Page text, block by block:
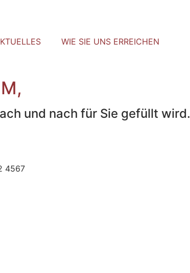
WIE SIE UNS ERREICHEN
und nach für Sie gefüllt wird.
4567